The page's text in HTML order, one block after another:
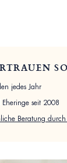
jedes Jahr
seit 2008
Beratung